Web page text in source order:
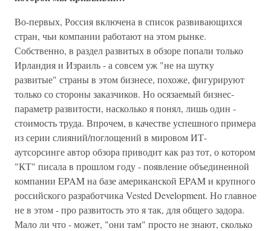
Во-первых, Россия включена в список развивающихся
стран, чьи компании работают на этом рынке.
Собственно, в раздел развитых в обзоре попали только
Ирландия и Израиль - а совсем уж "не на шутку
развитые" страны в этом бизнесе, похоже, фигурируют
только со стороны заказчиков. Но осязаемый бизнес-
параметр развитости, насколько я понял, лишь один -
стоимость труда. Впрочем, в качестве успешного примера
из серии слияний/поглощений в мировом ИТ-
аутсорсинге автор обзора приводит как раз тот, о котором
"КТ" писала в прошлом году - появление объединенной
компании EPAM на базе американской EPAM и крупного
российского разработчика Vested Development. Но главное
не в этом - про развитость это я так, для общего задора.
Мало ли что - может, "они там" просто не знают, сколько